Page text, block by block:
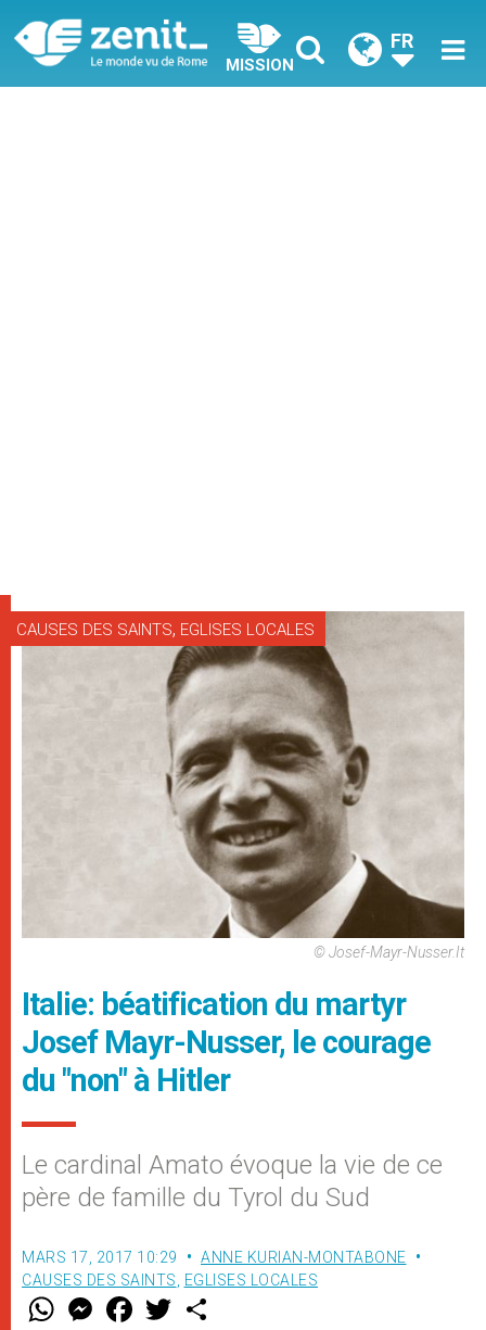
MISSION
FR
CAUSES DES SAINTS, EGLISES LOCALES
© Josef-Mayr-Nusser.it
Italie: béatification du martyr
Josef Mayr-Nusser, le courage
du "non" à Hitler
Le cardinal Amato évoque la vie de ce
père de famille du Tyrol du Sud
MARS 17, 2017 10:29
ANNE KURIAN-MONTABONE
CAUSES DES SAINTS
EGLISES LOCALES
W M
e
F
a w